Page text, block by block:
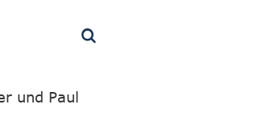
und Paul